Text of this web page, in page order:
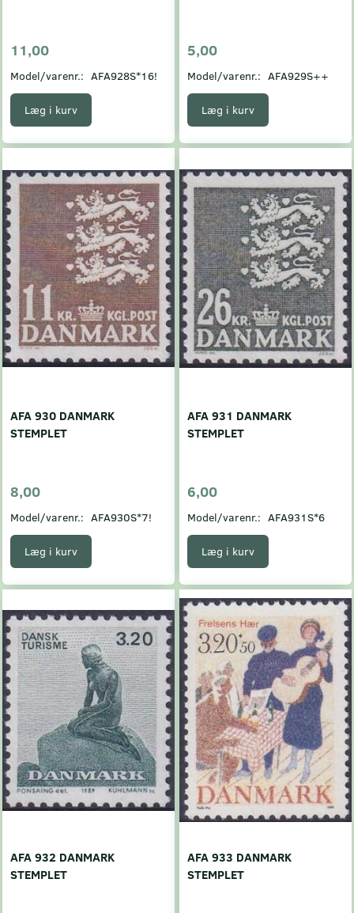
11,00
Model/varenr.: AFA928S*16!
Læg i kurv
5,00
Model/varenr.: AFA929S++
Læg i kurv
AFA 930 DANMARK
STEMPLET
8,00
Model/varenr.: AFA930S*7!
Læg i kurv
AFA 931 DANMARK
STEMPLET
6,00
Model/varenr.: AFA931S*6
Læg i kurv
AFA 932 DANMARK
STEMPLET
AFA 933 DANMARK
STEMPLET